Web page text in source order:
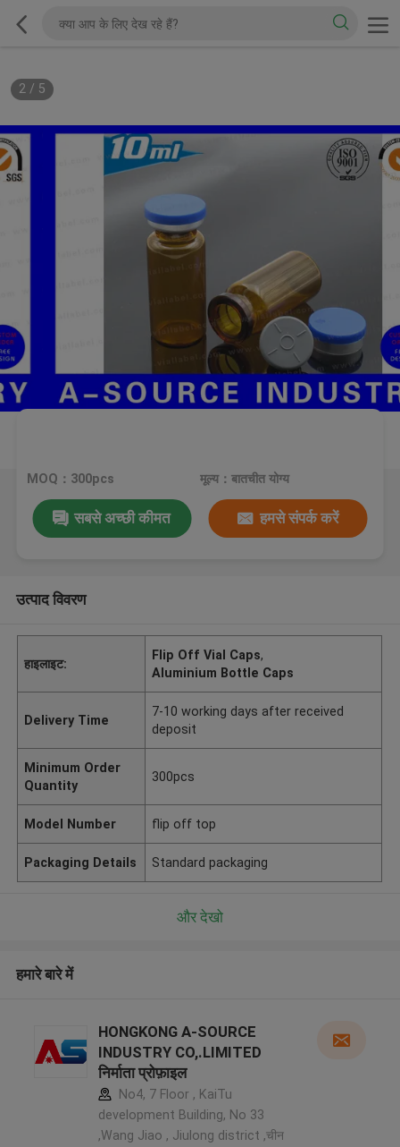
2/ 5
MOQ：300pcs मूल्य：बातचीत योग्य
सबसे अच्छी कीमत हमसे संपर्क करें
उत्पाद विवरण
हाइलाइट:
Flip Off Vial Caps,
Aluminium Bottle Caps
Delivery Time
7-10 working days after received
deposit
Minimum Order
Quantity
300pcs
Model Number flip off top
Packaging Details Standard packaging
और देखो
हमारे बारे में
HONGKONG A-SOURCE
INDUSTRY CO,.LIMITED
निर्माता प्रोफ़ाइल
No4, 7 Floor , KaiTu
development Building, No 33
,Wang Jiao , Jiulong district ,चीन